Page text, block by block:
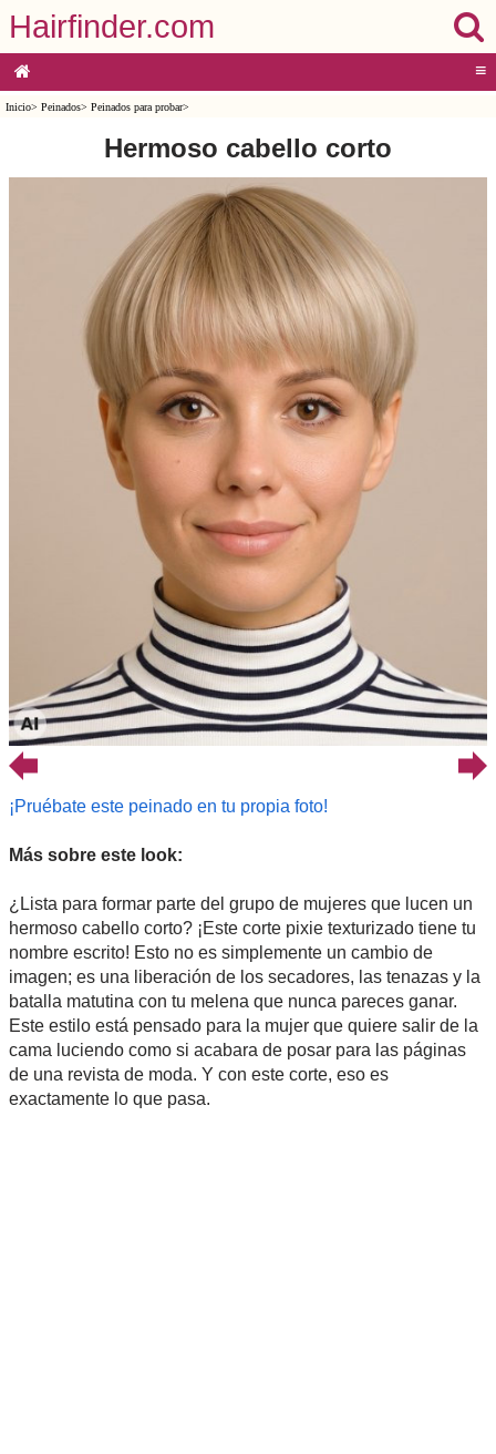
Hairfinder.com
≡
Inicio> Peinados> Peinados para probar>
Hermoso cabello corto
¡Pruébate este peinado en tu propia foto!
Más sobre este look:
¿Lista para formar parte del grupo de mujeres que lucen un
hermoso cabello corto? ¡Este corte pixie texturizado tiene tu
nombre escrito! Esto no es simplemente un cambio de
imagen; es una liberación de los secadores, las tenazas y la
batalla matutina con tu melena que nunca pareces ganar.
Este estilo está pensado para la mujer que quiere salir de la
cama luciendo como si acabara de posar para las páginas
de una revista de moda. Y con este corte, eso es
exactamente lo que pasa.